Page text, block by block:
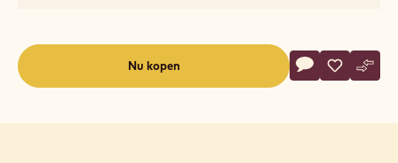
Nu kopen
Actions
Schrijf een
- Callets™
Opslaan
- Callets™
-